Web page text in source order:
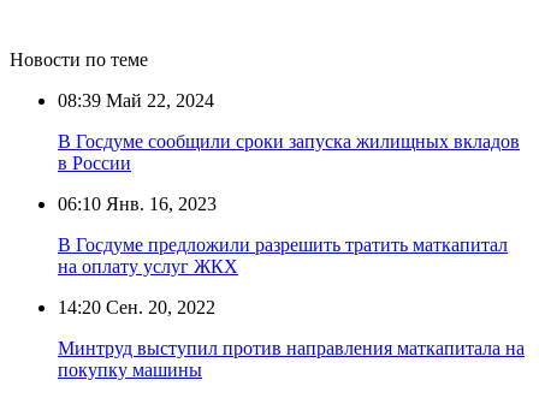
Новости по теме
08:39 Май 22, 2024
В Госдуме сообщили сроки запуска жилищных вкладов
в России
06:10 Янв. 16, 2023
В Госдуме предложили разрешить тратить маткапитал
на оплату услуг ЖКХ
14:20 Сен. 20, 2022
Минтруд выступил против направления маткапитала на
покупку машины